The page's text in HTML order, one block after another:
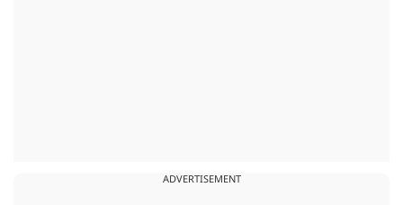
ADVERTISEMENT